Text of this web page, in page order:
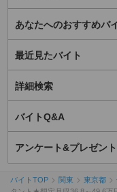
あなたへのおすすめバ
最近見たバイト
詳細検索
バイトQ&A
アンケート&プレゼント
バイトTOP 関東 東京都